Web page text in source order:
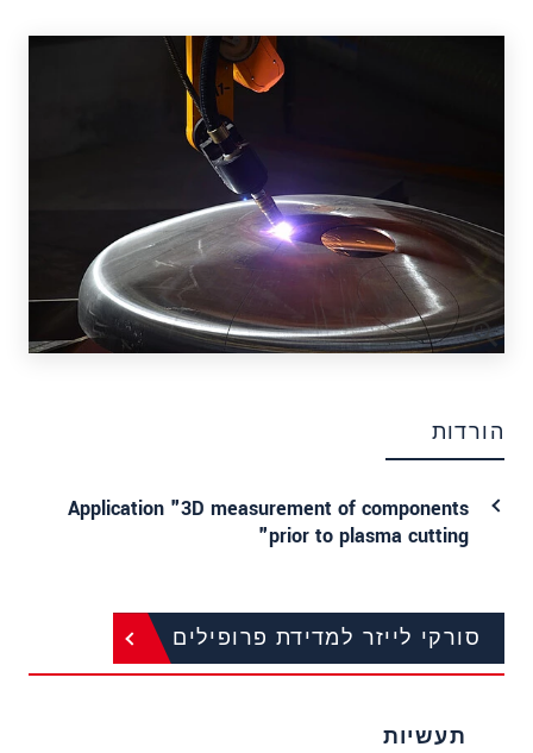
הורדות
Application "3D measurement of components
prior to plasma cutting"
סורקי לייזר למדידת פרופילים
תעשיות